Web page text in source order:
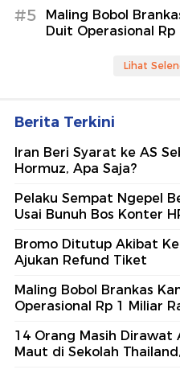
#5
Maling Bobol
Duit Operasional Rp
Lihat
Berita Terkini
Iran Beri Syarat ke AS
Hormuz, Apa Saja?
Pelaku Sempat Ngepel
Usai Bunuh Bos Konter
Bromo Ditutup Akibat
Ajukan Refund Tiket
Maling Bobol Brankas
Operasional Rp 1 Miliar
14 Orang Masih Dirawat
Maut di Sekolah